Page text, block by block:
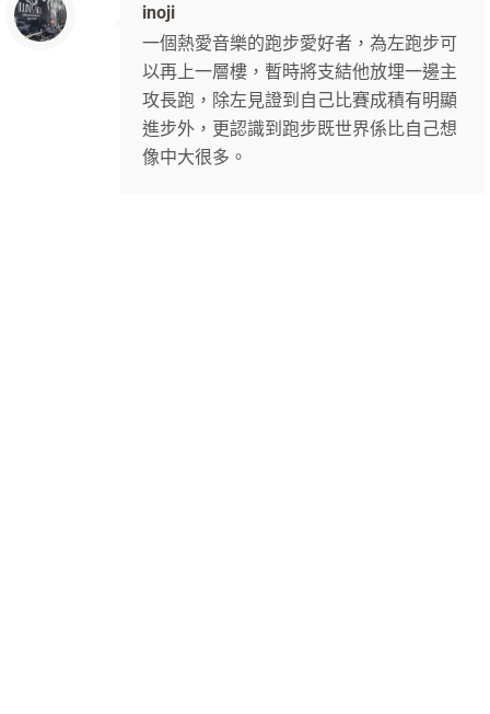
inoji
一個熱愛音樂的跑步愛好者，為左跑步可
以再上一層樓，暫時將支結他放埋一邊主
攻長跑，除左見證到自己比賽成積有明顯
進步外，更認識到跑步既世界係比自己想
像中大很多。